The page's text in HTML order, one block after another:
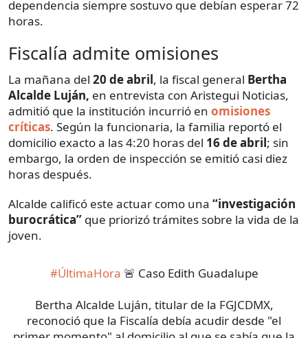
dependencia siempre sostuvo que debían esperar 72
horas.
Fiscalía admite omisiones
La mañana del 20 de abril, la fiscal general Bertha
Alcalde Luján, en entrevista con Aristegui Noticias,
admitió que la institución incurrió en omisiones
críticas. Según la funcionaria, la familia reportó el
domicilio exacto a las 4:20 horas del 16 de abril; sin
embargo, la orden de inspección se emitió casi diez
horas después.
Alcalde calificó este actuar como una “investigación
burocrática” que priorizó trámites sobre la vida de la
joven.
#ÚltimaHora 🚨 Caso Edith Guadalupe
Bertha Alcalde Luján, titular de la FGJCDMX,
reconoció que la Fiscalía debía acudir desde "el